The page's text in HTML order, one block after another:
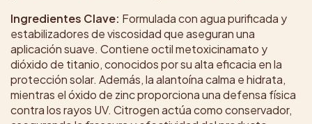
Ingredientes Clave: Formulada con agua purificada y
estabilizadores de viscosidad que aseguran una
aplicación suave. Contiene octil metoxicinamato y
dióxido de titanio, conocidos por su alta eficacia en la
protección solar. Además, la alantoína calma e hidrata,
mientras el óxido de zinc proporciona una defensa física
contra los rayos UV. Citrogen actúa como conservador,